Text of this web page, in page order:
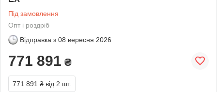
Під замовлення
Опт і роздріб
Відправка з 08 вересня 2026
771 891 ₴
771 891 ₴ від 2 шт.